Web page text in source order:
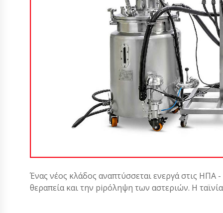
Ένας νέος κλάδος αναπτύσσεται ενεργά στις ΗΠΑ -
θεραπεία και την piρόληψη των αστεριών. Η